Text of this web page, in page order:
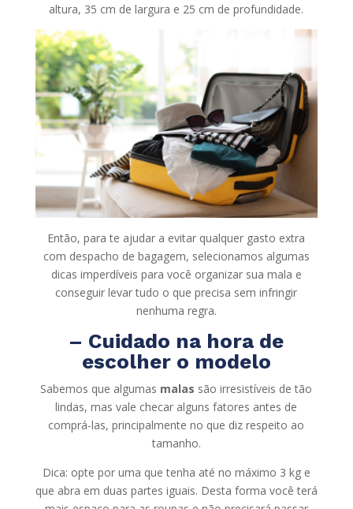
altura, 35 cm de largura e 25 cm de profundidade.
Então, para te ajudar a evitar qualquer gasto extra
com despacho de bagagem, selecionamos algumas
dicas imperdíveis para você organizar sua mala e
conseguir levar tudo o que precisa sem infringir
nenhuma regra.
– Cuidado na hora de
escolher o modelo
Sabemos que algumas malas são irresistíveis de tão
lindas, mas vale checar alguns fatores antes de
comprá-las, principalmente no que diz respeito ao
tamanho.
Dica: opte por uma que tenha até no máximo 3 kg e
que abra em duas partes iguais. Desta forma você terá